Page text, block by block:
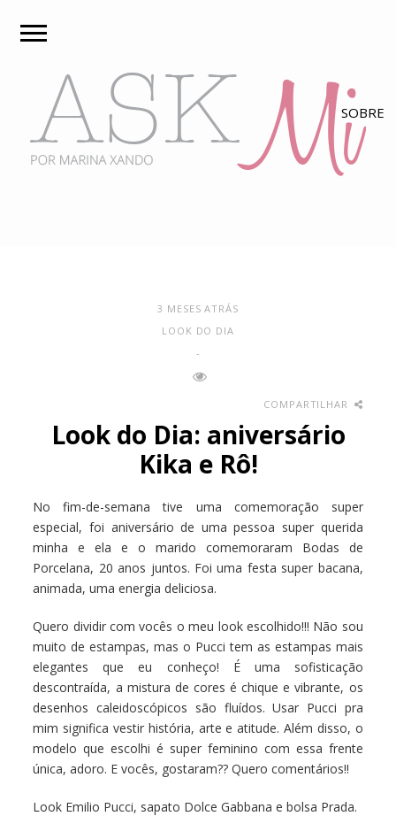
3 MESES ATRÁS
LOOK DO DIA
-
COMPARTILHAR
Look do Dia: aniversário
Kika e Rô!
No fim-de-semana tive uma comemoração super
especial, foi aniversário de uma pessoa super querida
minha e ela e o marido comemoraram Bodas de
Porcelana, 20 anos juntos. Foi uma festa super bacana,
animada, uma energia deliciosa.
Quero dividir com vocês o meu look escolhido!!! Não sou
muito de estampas, mas o Pucci tem as estampas mais
elegantes que eu conheço! É uma sofisticação
descontraída, a mistura de cores é chique e vibrante, os
desenhos caleidoscópicos são fluídos. Usar Pucci pra
mim significa vestir história, arte e atitude. Além disso, o
modelo que escolhi é super feminino com essa frente
única, adoro. E vocês, gostaram?? Quero comentários!!
Look Emilio Pucci, sapato Dolce Gabbana e bolsa Prada.